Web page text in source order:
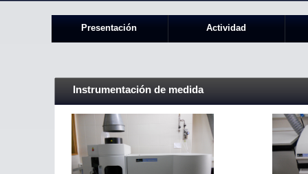
Instrumentación de medida
Presentación Actividad